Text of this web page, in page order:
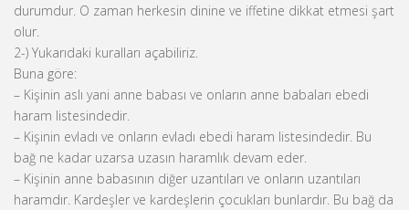
durumdur. O zaman herkesin dinine ve iffetine dikkat etmesi şart
olur.
2-) Yukarıdaki kuralları açabiliriz.
Buna göre:
– Kişinin aslı yani anne babası ve onların anne babaları ebedi
haram listesindedir.
– Kişinin evladı ve onların evladı ebedi haram listesindedir. Bu
bağ ne kadar uzarsa uzasın haramlık devam eder.
– Kişinin anne babasının diğer uzantıları ve onların uzantıları
haramdır. Kardeşler ve kardeşlerin çocukları bunlardır. Bu bağ da